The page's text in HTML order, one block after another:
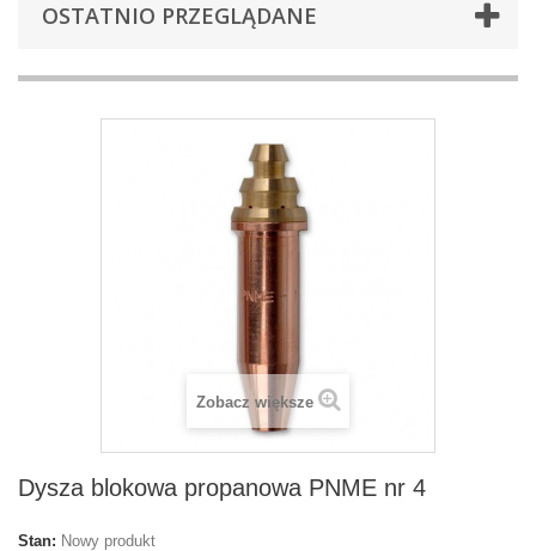
OSTATNIO PRZEGLĄDANE
Zobacz większe
Dysza blokowa propanowa PNME nr 4
Stan: Nowy produkt